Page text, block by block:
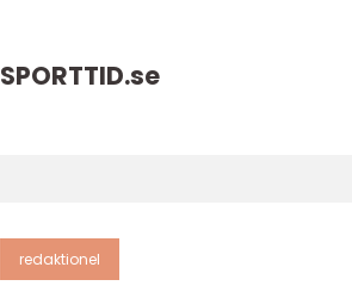
SPORTTID.se
redaktionel